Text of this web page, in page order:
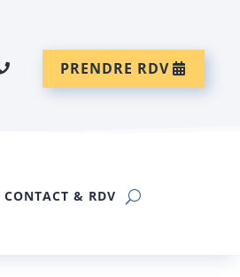
PRENDRE RDV
CONTACT & RDV